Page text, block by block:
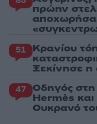
πρώην
51 Κρανίου
Ξεκίνησε η
47 Οδηγός
Hermès
Ουκρανό